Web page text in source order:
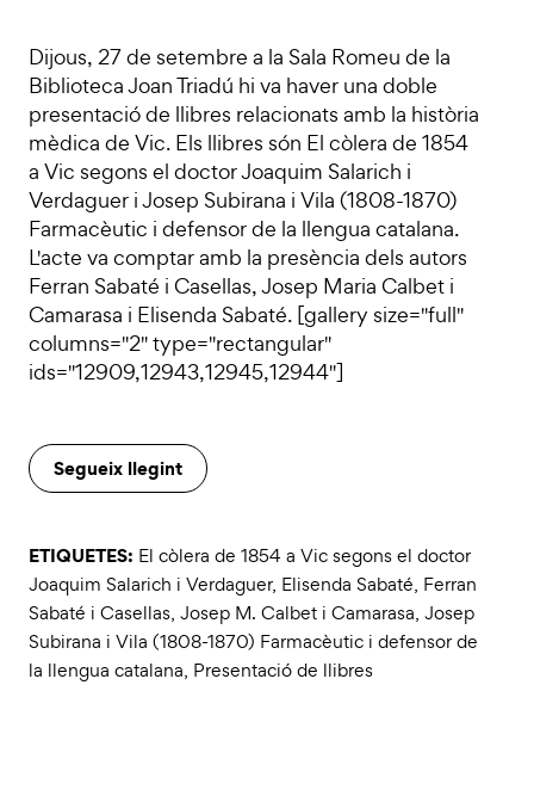
Dijous, 27 de setembre a la Sala Romeu de la
Biblioteca Joan Triadú hi va haver una doble
presentació de llibres relacionats amb la història
mèdica de Vic. Els llibres són El còlera de 1854
a Vic segons el doctor Joaquim Salarich i
Verdaguer i Josep Subirana i Vila (1808-1870)
Farmacèutic i defensor de la llengua catalana.
L'acte va comptar amb la presència dels autors
Ferran Sabaté i Casellas, Josep Maria Calbet i
Camarasa i Elisenda Sabaté. [gallery size="full"
columns="2" type="rectangular"
ids="12909,12943,12945,12944"]
Segueix llegint
ETIQUETES: El còlera de 1854 a Vic segons el doctor
Joaquim Salarich i Verdaguer, Elisenda Sabaté, Ferran
Sabaté i Casellas, Josep M. Calbet i Camarasa, Josep
Subirana i Vila (1808-1870) Farmacèutic i defensor de
la llengua catalana, Presentació de llibres